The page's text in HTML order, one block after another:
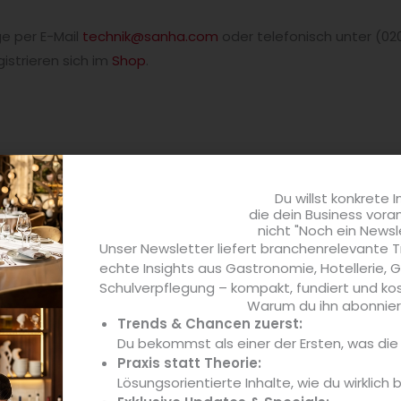
per E-Mail technik@sanha.com oder telefonisch unter
sich im Shop
von blgastro.de berichtet über aktuelle Entwicklungen,
Haus-Markt – von Gastronomie und Hotellerie über
und Schulverpflegung – kompakt, praxisnah und auf den
Fachredaktion mit fundierter Branchenkenntnis,
Du willst konkrete
die dein Business
nicht "Noch ein
Unser Newsletter liefert branchenrelevante
echte Insights aus Gastronomie, Hotellerie,
Schulverpflegung – kompakt, fundiert und
Warum du ihn
Trends & Chancen zuerst:
Du bekommst als einer der Ersten, was
Praxis statt Theorie:
Lösungsorientierte Inhalte, wie du wirklich